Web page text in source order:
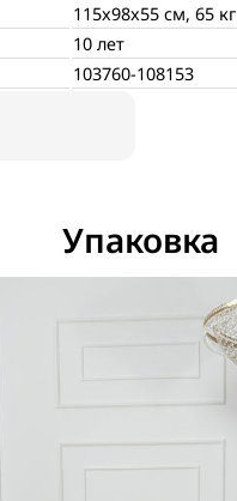
115x98x55 см, 65 кг
10 лет
103760-108153
Упаковка